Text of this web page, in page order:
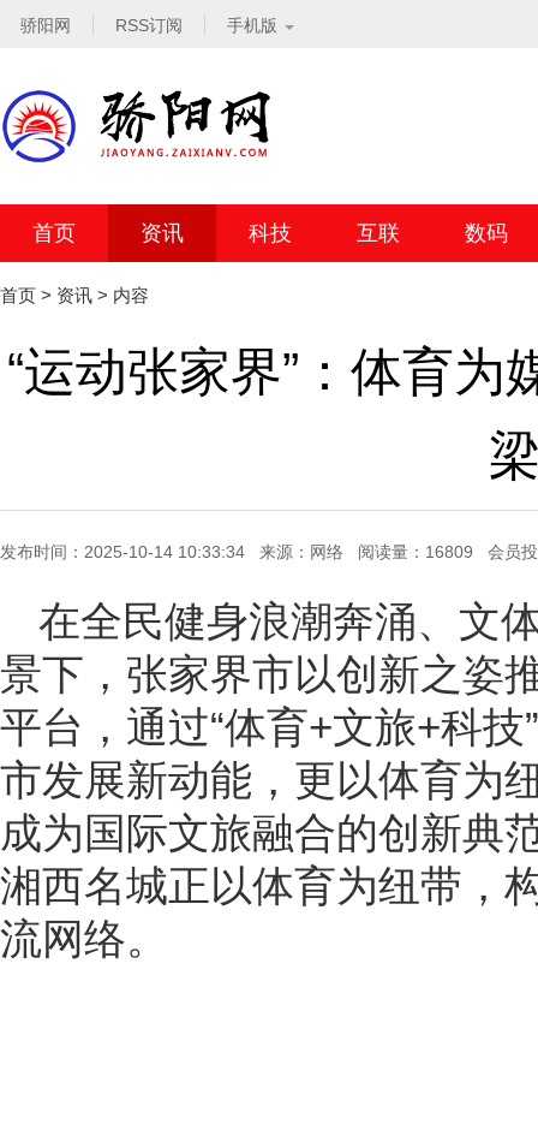
骄阳网 RSS订阅 手机版
首页 资讯 科技 互联 数码
首页 > 资讯 > 内容
“运动张家界”：体育为
发布时间：2025-10-14 10:33:34 来源：网络 阅读量：16809 会员
在全民健身浪潮奔涌、文
景下，张家界市以创新之姿
平台，通过“体育+文旅+科
市发展新动能，更以体育为
成为国际文旅融合的创新典
湘西名城正以体育为纽带，
流网络。